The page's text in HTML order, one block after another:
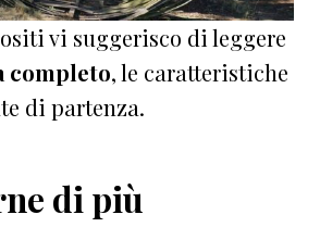
vi suggerisco di leggere
completo, le caratteristiche
di partenza.
di più